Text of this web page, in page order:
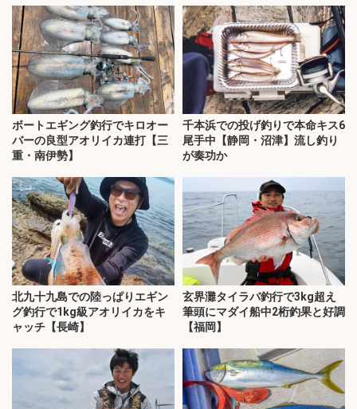
ボートエギング釣行でキロオー
バーの良型アオリイカ連打【三
重・南伊勢】
千本浜での投げ釣りで本命キス6
尾手中【静岡・沼津】流し釣り
が奏功か
北九十九島での陸っぱりエギン
グ釣行で1kg級アオリイカをキ
ャッチ【長崎】
玄界灘タイラバ釣行で3kg超え
筆頭にマダイ船中2桁釣果と好調
【福岡】